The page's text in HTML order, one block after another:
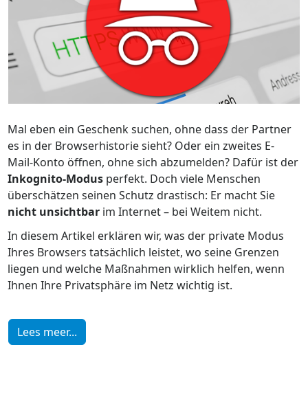
Mal eben ein Geschenk suchen, ohne dass der Partner
es in der Browserhistorie sieht? Oder ein zweites E-
Mail-Konto öffnen, ohne sich abzumelden? Dafür ist der
Inkognito-Modus perfekt. Doch viele Menschen
überschätzen seinen Schutz drastisch: Er macht Sie
nicht unsichtbar im Internet – bei Weitem nicht.
In diesem Artikel erklären wir, was der private Modus
Ihres Browsers tatsächlich leistet, wo seine Grenzen
liegen und welche Maßnahmen wirklich helfen, wenn
Ihnen Ihre Privatsphäre im Netz wichtig ist.
Lees meer...